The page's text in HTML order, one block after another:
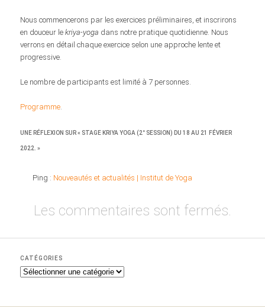
Nous commencerons par les exercices préliminaires, et inscrirons
en douceur lekriya-yoga dans notre pratique quotidienne. Nous
verrons en détail chaque exercice selon une approche lente et
progressive.
Le nombre de participants est limité à 7 personnes.
Programme.
UNE RÉFLEXION SUR « STAGE KRIYA YOGA (2° SESSION) DU 18 AU 21 FÉVRIER
2022. »
Ping : Nouveautés et actualités | Institut de Yoga
Les commentaires sont fermés.
CATÉGORIES
C